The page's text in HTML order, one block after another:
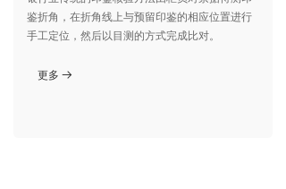
更多 뀠
鉴折角，在折角线上与预留印鉴的相应位置进行
手工定位，然后以目测的方式完成比对。